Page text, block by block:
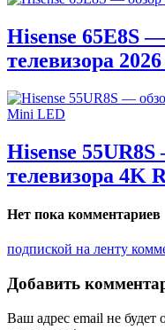
Hisense 65E8S
телевизора 2026
Hisense
телевизора 4K
Нет пока комментариев
подпиской на ленту
Добавить
Ваш адрес email не будет